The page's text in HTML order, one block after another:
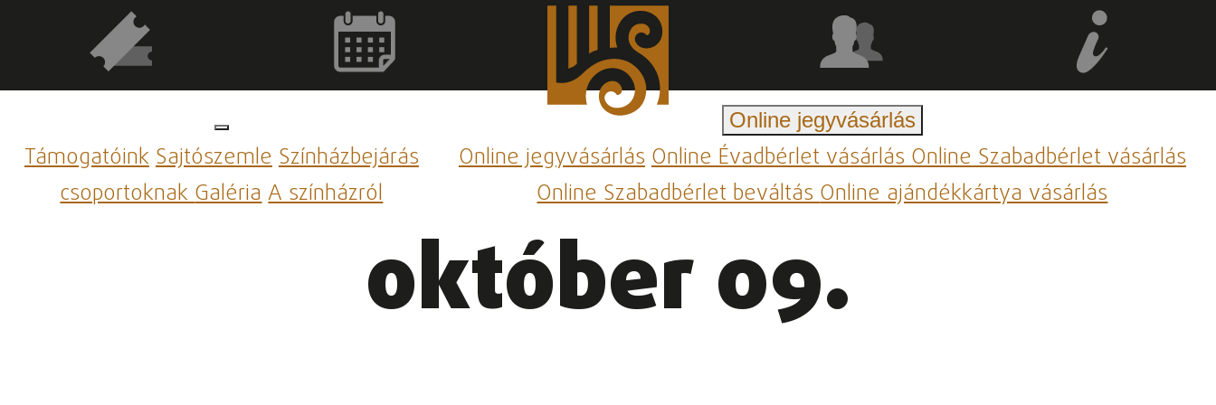
TámogatóinkSajtószemleSzínházbejárás
csoportoknakGalériaA színházról
Online jegyvásárlás
Online jegyvásárlásOnline Évadbérlet vásárlásOnline Szabadbérlet vásárlás
Online Szabadbérlet beváltásOnline ajándékkártya vásárlás
október 09.